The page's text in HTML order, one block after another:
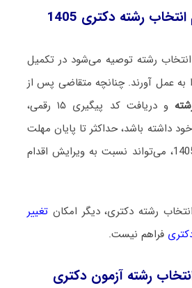
رشته دکتری 1405
انتخاب رشته توصیه می‌شود در تکمیل
به عمل آورند. چنانچه متقاضی پس از
و دریافت کد پیگیری ۱۵ رقمی،
خود داشته باشد، حداکثر تا پایان مهلت
انتخاب رشته دکتری 1405، می‌تواند نسبت به ویرایش اقدام
رشته دکتری، دیگر امکانتغییر
فراهم نیست.
رشته آزمون دکتری